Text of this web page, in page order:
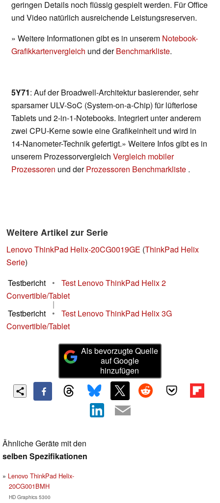
geringen Details noch flüssig gespielt werden. Für Office
und Video natürlich ausreichende Leistungsreserven.
» Weitere Informationen gibt es in unserem Notebook-
Grafikkartenvergleich und derBenchmarkliste.
5Y71: Auf der Broadwell-Architektur basierender, sehr
sparsamer ULV-SoC (System-on-a-Chip) für lüfterlose
Tablets und 2-in-1-Notebooks. Integriert unter anderem
zwei CPU-Kerne sowie eine Grafikeinheit und wird in
14-Nanometer-Technik gefertigt.» Weitere Infos gibt es in
unserem Prozessorvergleich Vergleich mobiler
Prozessoren und derProzessoren Benchmarkliste .
Weitere Artikel zur Serie
Lenovo ThinkPad Helix-20CG0019GE (ThinkPad Helix
Serie)
Testbericht
•
Test Lenovo ThinkPad Helix 2
Convertible/Tablet
|
Testbericht
•
Test Lenovo ThinkPad Helix 3G
Convertible/Tablet
Als bevorzugte Quelle
auf Google
hinzufügen
Ähnliche Geräte mit den
selben Spezifikationen
Lenovo ThinkPad Helix-
20CG001BMH
HD Graphics 5300